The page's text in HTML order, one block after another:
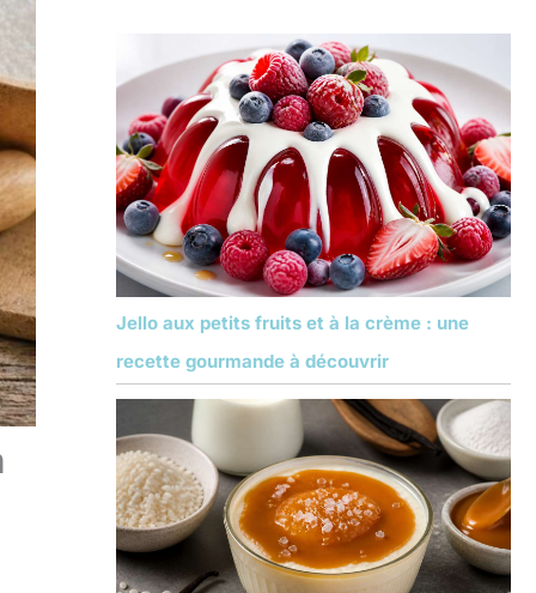
Jello aux petits fruits et à la crème : une
recette gourmande à découvrir